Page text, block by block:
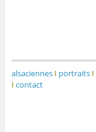
alsaciennes I portraits I
I contact